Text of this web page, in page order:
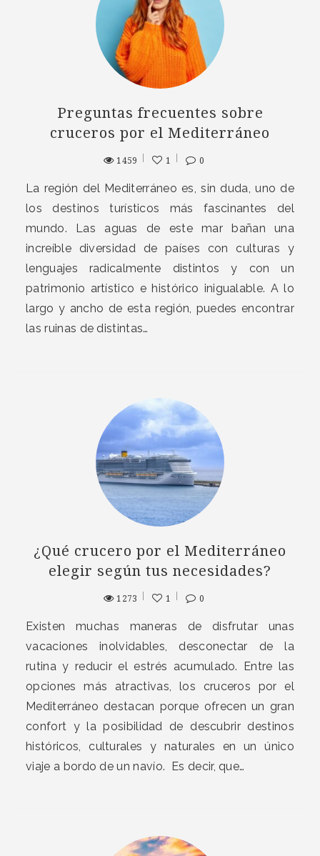
Preguntas frecuentes sobre
cruceros por el Mediterráneo
1459 1 0
La región del Mediterráneo es, sin duda, uno de
los destinos turísticos más fascinantes del
mundo. Las aguas de este mar bañan una
increíble diversidad de países con culturas y
lenguajes radicalmente distintos y con un
patrimonio artístico e histórico inigualable. A lo
largo y ancho de esta región, puedes encontrar
las ruinas de distintas…
¿Qué crucero por el Mediterráneo
elegir según tus necesidades?
1273 1 0
Existen muchas maneras de disfrutar unas
vacaciones inolvidables, desconectar de la
rutina y reducir el estrés acumulado. Entre las
opciones más atractivas, los cruceros por el
Mediterráneo destacan porque ofrecen un gran
confort y la posibilidad de descubrir destinos
históricos, culturales y naturales en un único
viaje a bordo de un navío. Es decir, que…